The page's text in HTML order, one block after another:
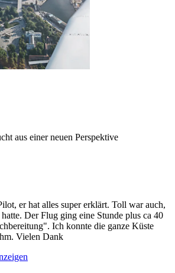
aus einer neuen Perspektive
er hat alles super erklärt. Toll war auch,
Der Flug ging eine Stunde plus ca 40
Ich konnte die ganze Küste
Vielen Dank